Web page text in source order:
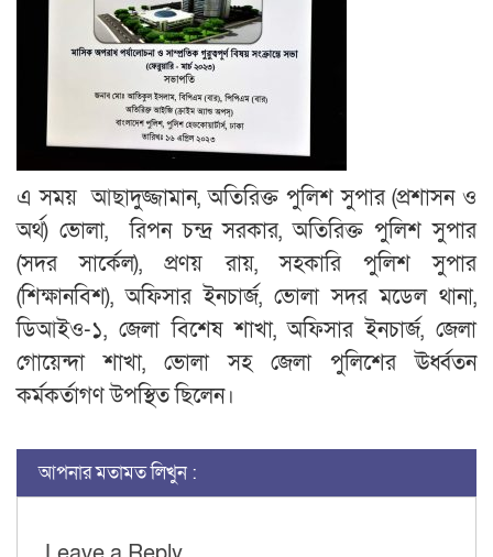
এ সময় আছাদুজ্জামান, অতিরিক্ত পুলিশ সুপার (প্রশাসন ও
অর্থ) ভোলা, রিপন চন্দ্র সরকার, অতিরিক্ত পুলিশ সুপার
(সদর সার্কেল), প্রণয় রায়, সহকারি পুলিশ সুপার
(শিক্ষানবিশ), অফিসার ইনচার্জ, ভোলা সদর মডেল থানা,
ডিআইও-১, জেলা বিশেষ শাখা, অফিসার ইনচার্জ, জেলা
গোয়েন্দা শাখা, ভোলা সহ জেলা পুলিশের ঊর্ধ্বতন
কর্মকর্তাগণ উপস্থিত ছিলেন।
আপনার মতামত লিখুন :